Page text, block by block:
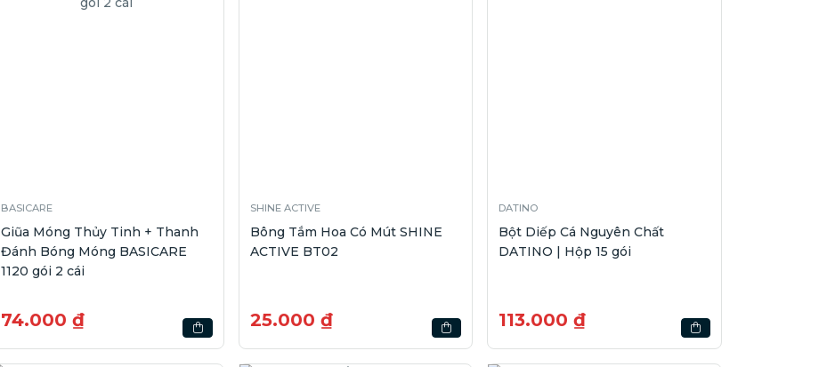
BASICARE
Giũa Móng Thủy Tinh + Thanh
Đánh Bóng Móng BASICARE
1120 gói 2 cái
74.000 ₫
SHINE ACTIVE
Bông Tắm Hoa Có Mút SHINE
ACTIVE BT02
25.000 ₫
DATINO
Bột Diếp Cá Nguyên Chất
DATINO | Hộp 15 gói
113.000 ₫